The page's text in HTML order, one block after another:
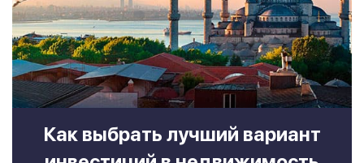
Как выбрать лучший вариант